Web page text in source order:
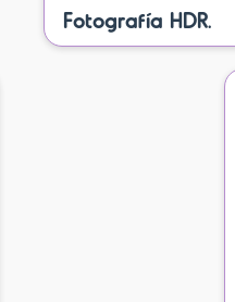
Fotografía HDR.